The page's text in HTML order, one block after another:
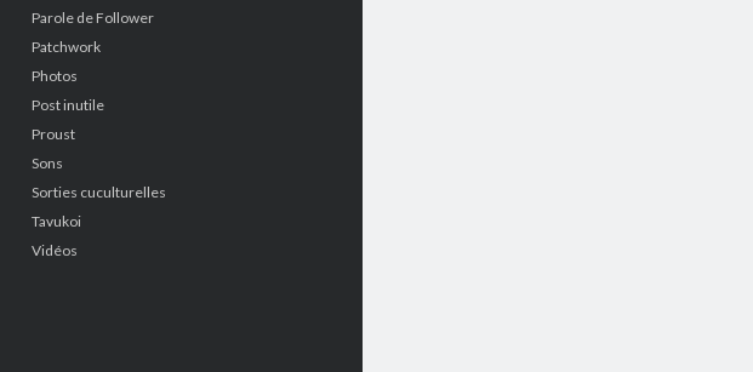
Parole de Follower
Patchwork
Photos
Post inutile
Proust
Sons
Sorties cuculturelles
Tavukoi
Vidéos